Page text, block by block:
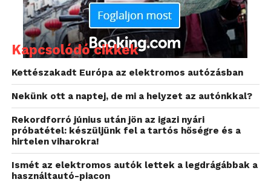
vállalati és kereskedelmi shuttle-
szolgáltatások
egyéb közösségi mobilitási
alkalmazások
A korábbi, ötüléses változat mellett a PV5 Passenger
mostantól három üléssoros kivitelben is elérhető,
amely minden utas számára bőséges kényelmet és
lábteret biztosít. A mindössze 399 mm-es beszállási
magasság és az automatikusan nyíló tolóajtók
megkönnyítik a második és harmadik üléssor
megközelítését. Az új üléselrendezések maximális
Kapcsolódó cikkek
Kettészakadt Európa az elektromos autózásban
Nekünk ott a naptej, de mi a helyzet az autónkkal?
Rekordforró június után jön az igazi nyári
próbatétel: készüljünk fel a tartós hőségre és a
hirtelen viharokra!
Ismét az elektromos autók lettek a legdrágábbak a
használtautó-piacon